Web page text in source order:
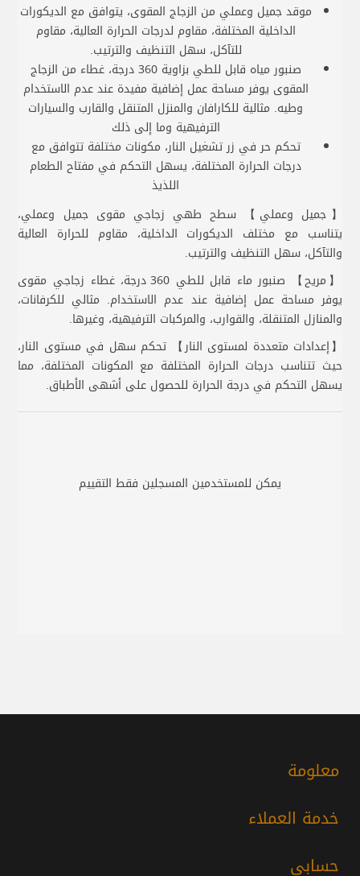
موقد جميل وعملي من الزجاج المقوى، يتوافق مع الديكورات
الداخلية المختلفة، مقاوم لدرجات الحرارة العالية، مقاوم
للتآكل، سهل التنظيف والترتيب.
صنبور مياه قابل للطي بزاوية 360 درجة، غطاء من الزجاج
المقوى يوفر مساحة عمل إضافية مفيدة عند عدم الاستخدام
وطيه. مثالية للكارافان والمنزل المتنقل والقارب والسيارات
الترفيهية وما إلى ذلك
تحكم حر في زر تشغيل النار، مكونات مختلفة تتوافق مع
درجات الحرارة المختلفة، يسهل التحكم في مفتاح الطعام
اللذيذ
【جميل وعملي】 سطح طهي زجاجي مقوى جميل وعملي،
يتناسب مع مختلف الديكورات الداخلية، مقاوم للحرارة العالية
والتآكل، سهل التنظيف والترتيب.
【مريح】 صنبور ماء قابل للطي 360 درجة، غطاء زجاجي مقوى
يوفر مساحة عمل إضافية عند عدم الاستخدام. مثالي للكرفانات،
والمنازل المتنقلة، والقوارب، والمركبات الترفيهية، وغيرها.
【إعدادات متعددة لمستوى النار】 تحكم سهل في مستوى النار،
حيث تتناسب درجات الحرارة المختلفة مع المكونات المختلفة، مما
يسهل التحكم في درجة الحرارة للحصول على أشهى الأطباق.
يمكن للمستخدمين المسجلين فقط التقييم
معلومة
خدمة العملاء
حسابي